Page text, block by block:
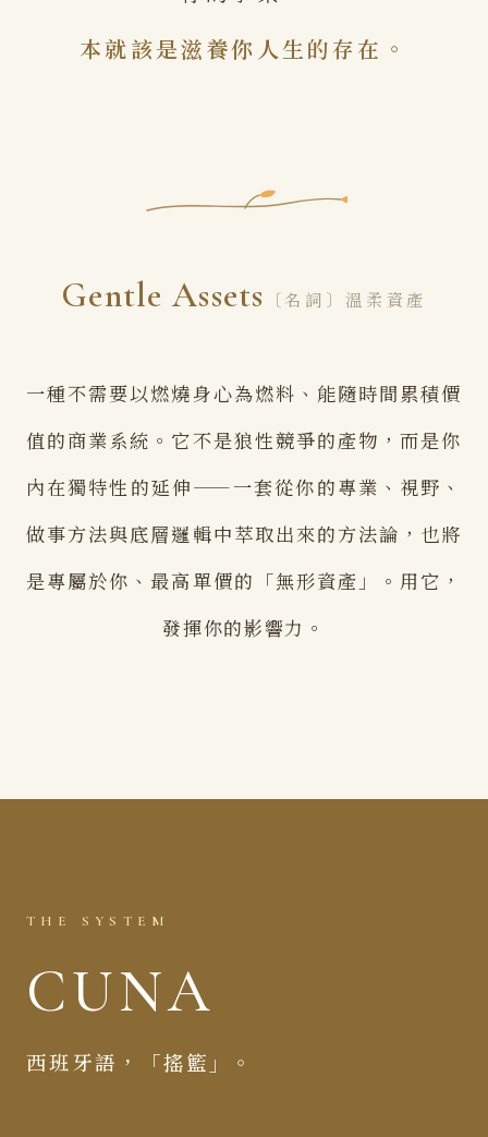
本就該是滋養你人生的存在。
Gentle Assets 〔名詞〕溫柔資產
一種不需要以燃燒身心為燃料、能隨時間累積價
值的商業系統。它不是狼性競爭的產物，而是你
內在獨特性的延伸——一套從你的專業、視野、
做事方法與底層邏輯中萃取出來的方法論，也將
是專屬於你、最高單價的「無形資產」。用它，
發揮你的影響力。
THE SYSTEM
CUNA
西班牙語，「搖籃」。